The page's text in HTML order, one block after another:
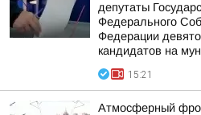
депутаты
Федерального
Федерации
кандидатов на
15:21
Атмосферный